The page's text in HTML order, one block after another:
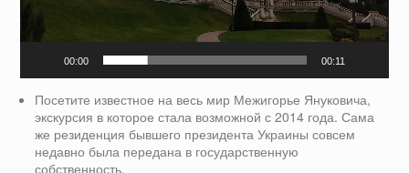
00:00 00:11
Посетите известное на весь мир Межигорье Януковича,
экскурсия в которое стала возможной с 2014 года. Сама
же резиденция бывшего президента Украины совсем
недавно была передана в государственную
собственность.